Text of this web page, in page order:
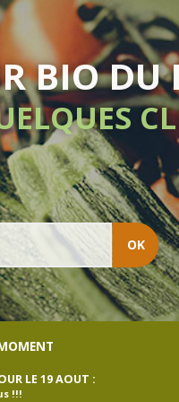
OK
LE 19 AOUT :
!!!